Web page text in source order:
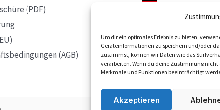
Um dir ein optimales Erlebnis zu bieten,
Geräteinformationen zu speichern und/oder
zustimmst, können wir Daten wie das
verarbeiten. Wenn du deine Zustimmung
Merkmale und Funktionen beeinträchtigt
Akzeptieren
(PDF)
(AGB)
Mit Sitz in Düsseldorf